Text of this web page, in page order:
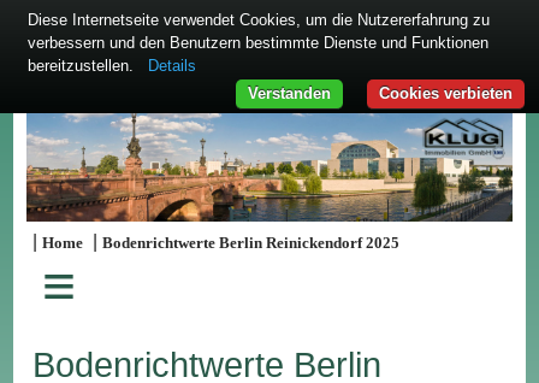
|Home |Bodenrichtwerte Berlin Reinickendorf 2025
≡
Bodenrichtwerte Berlin
Diese Internetseite verwendet Cookies, um die Nutzererfahrung zu
verbessern und den Benutzern bestimmte Dienste und Funktionen
bereitzustellen.
Details
Cookies verbieten
Verstanden